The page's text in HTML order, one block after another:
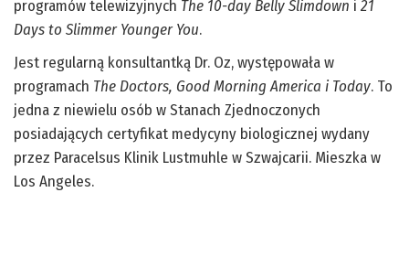
programów telewizyjnych The 10-day Belly Slimdown i 21
Days to Slimmer Younger You.
Jest regularną konsultantką Dr. Oz, występowała w
programach The Doctors, Good Morning America i Today. To
jedna z niewielu osób w Stanach Zjednoczonych
posiadających certyfikat medycyny biologicznej wydany
przez Paracelsus Klinik Lustmuhle w Szwajcarii. Mieszka w
Los Angeles.